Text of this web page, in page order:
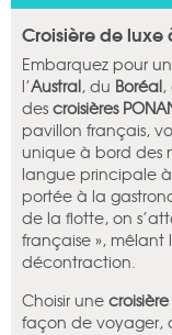
Croisière de
Embarquez pour
l’Austral, du Boréal
des croisières
pavillon français,
unique à bord des
langue principale
portée à la
de la flotte, on
française », mêlant
décontraction.
Choisir une croisière
façon de voyager,